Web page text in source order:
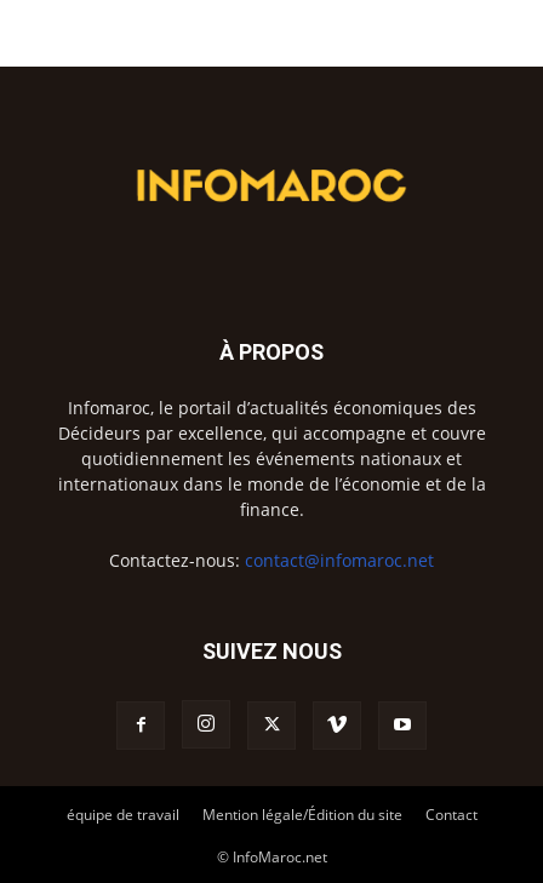
À PROPOS
Infomaroc, le portail d’actualités économiques des
Décideurs par excellence, qui accompagne et couvre
quotidiennement les événements nationaux et
internationaux dans le monde de l’économie et de la
finance.
Contactez-nous: contact@infomaroc.net
SUIVEZ NOUS
équipe de travail Mention légale/Édition du site Contact
© InfoMaroc.net